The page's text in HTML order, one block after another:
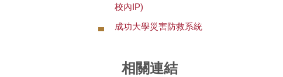
校內IP)
成功大學災害防救系統
相關連結